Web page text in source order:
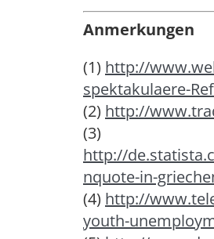
Anmerkungen
(1) http://
spektakulaere-
(2) http://
(3)
http://
nquote-in-
(4) http://
youth-